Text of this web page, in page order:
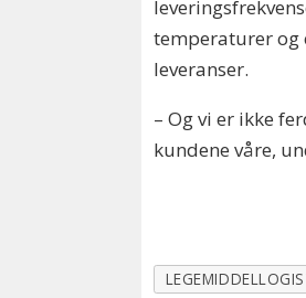
temperaturer og
leveranser.
– Og vi er ikke
kundene våre,